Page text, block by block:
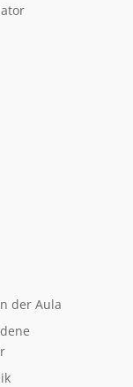
der Aula